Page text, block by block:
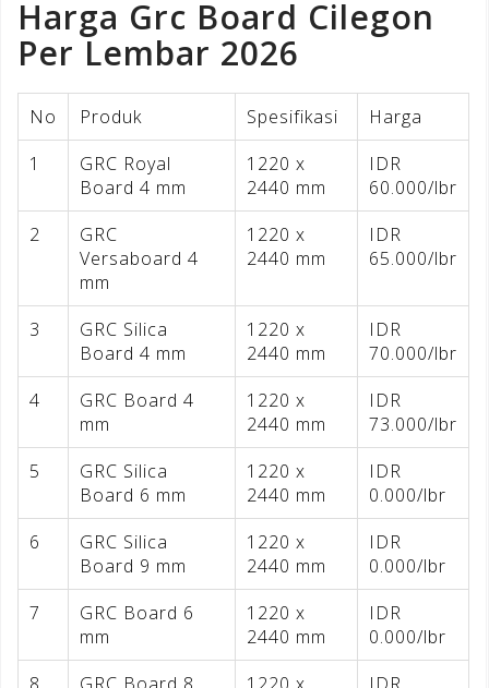
Harga Grc Board Cilegon
Per Lembar 2026
No Produk Spesifikasi
Harga
1
GRC Royal
Board 4 mm
1220 x
2440 mm
IDR
60.000/lbr
2
GRC
Versaboard 4
mm
1220 x
2440 mm
IDR
65.000/lbr
3
GRC Silica
Board 4 mm
1220 x
2440 mm
IDR
70.000/lbr
4
GRC Board 4
mm
1220 x
2440 mm
IDR
73.000/lbr
5
GRC Silica
Board 6 mm
1220 x
2440 mm
IDR
0.000/lbr
6
GRC Silica
Board 9 mm
1220 x
2440 mm
IDR
0.000/lbr
7
GRC Board 6
mm
1220 x
2440 mm
IDR
0.000/lbr